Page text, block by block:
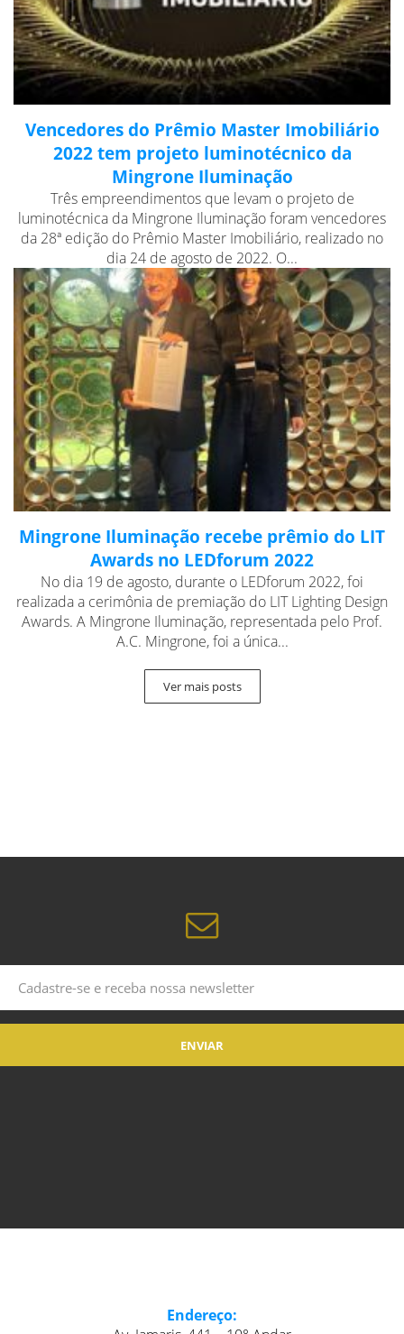
Vencedores do Prêmio Master Imobiliário
2022 tem projeto luminotécnico da
Mingrone Iluminação
Três empreendimentos que levam o projeto de
luminotécnica da Mingrone Iluminação foram vencedores
da 28ª edição do Prêmio Master Imobiliário, realizado no
dia 24 de agosto de 2022. O...
Mingrone Iluminação recebe prêmio do LIT
Awards no LEDforum 2022
No dia 19 de agosto, durante o LEDforum 2022, foi
realizada a cerimônia de premiação do LIT Lighting Design
Awards. A Mingrone Iluminação, representada pelo Prof.
A.C. Mingrone, foi a única...
Ver mais posts
Endereço: